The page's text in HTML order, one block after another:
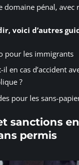
domaine pénal, avec
voici d’autres
pour les immigrants
il en cas d’accident
?
pour les sans-
sanctions
permis